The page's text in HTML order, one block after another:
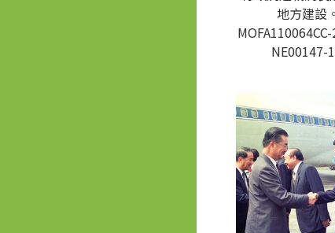
地方建設
NE00147-